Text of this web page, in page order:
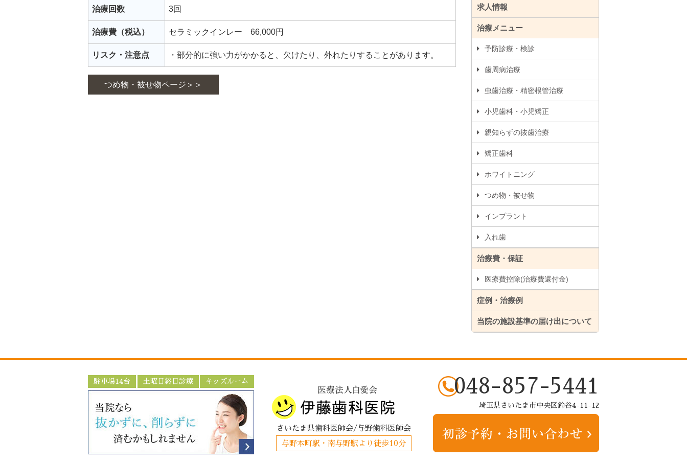
治療回数 3回
治療費（税込） セラミックインレー 66,000円
リスク・注意点 ・部分的に強い力がかかると、欠けたり、外れたりすることがあります。
つめ物・被せ物ページ＞＞
求人情報
治療メニュー
予防診療・検診
歯周病治療
虫歯治療・精密根管治療
小児歯科・小児矯正
親知らずの抜歯治療
矯正歯科
ホワイトニング
つめ物・被せ物
インプラント
入れ歯
治療費・保証
医療費控除(治療費還付金)
症例・治療例
当院の施設基準の届け出について
駐車場14台 土曜日終日診療 キッズルーム
さいたま県歯科医師会/与野歯科医師会
与野本町駅・南与野駅より徒歩10分
048-857-5441
埼玉県さいたま市中央区鈴谷4-11-12